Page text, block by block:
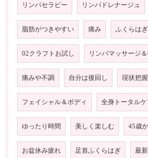
リンパセラピー リンパドレナージュ
脂肪がつきやすい 痛み ふくらはぎ
02クラフトお試し リンパマッサージ
痛みや不調 自分は後回し 現状把握
フェイシャル＆ボディ 全身トータルケ
ゆったり時間 美しく楽しむ 45歳
お盆休み疲れ 足首ふくらはぎ 最